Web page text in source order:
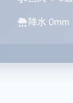
降水 0mm